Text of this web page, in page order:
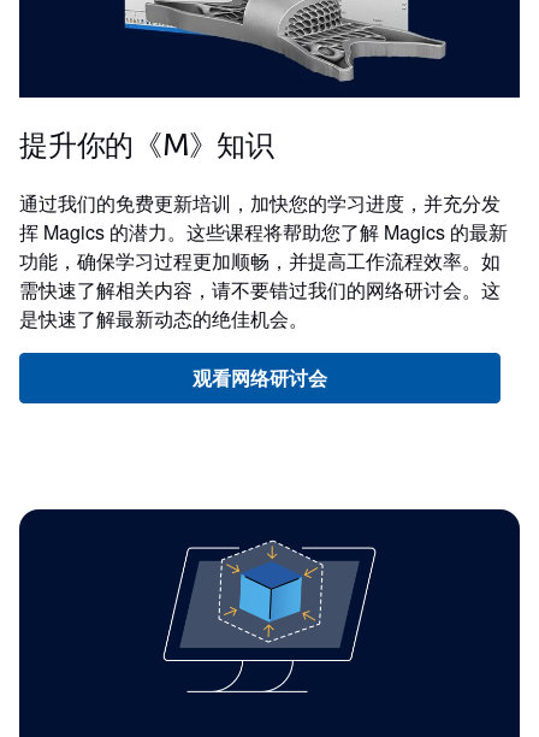
提升你的《M》知识
通过我们的免费更新培训，加快您的学习进度，并充分发
挥 Magics 的潜力。这些课程将帮助您了解 Magics 的最新
功能，确保学习过程更加顺畅，并提高工作流程效率。如
需快速了解相关内容，请不要错过我们的网络研讨会。这
是快速了解最新动态的绝佳机会。
观看网络研讨会